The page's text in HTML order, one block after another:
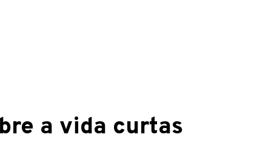
a vida curtas